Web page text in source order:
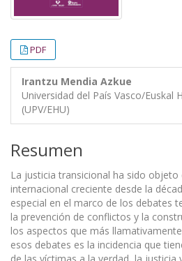
PDF
Irantzu Mendia Azkue
Universidad del País Vasco/Euskal
(UPV/EHU)
Resumen
La justicia transicional ha sido objeto
internacional creciente desde la
especial en el marco de los debates
la prevención de conflictos y la
los aspectos que más
esos debates es la incidencia que